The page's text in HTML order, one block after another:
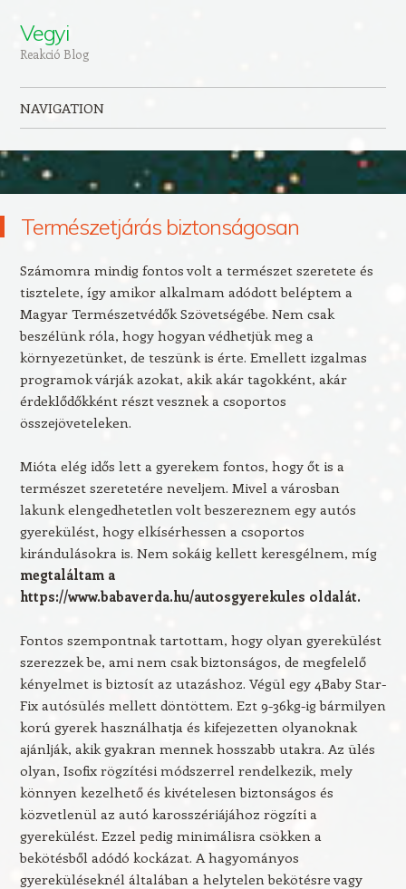
Vegyi
Reakció Blog
NAVIGATION
Természetjárás biztonságosan
Számomra mindig fontos volt a természet szeretete és
tisztelete, így amikor alkalmam adódott beléptem a
Magyar Természetvédők Szövetségébe. Nem csak
beszélünk róla, hogy hogyan védhetjük meg a
környezetünket, de teszünk is érte. Emellett izgalmas
programok várják azokat, akik akár tagokként, akár
érdeklődőkként részt vesznek a csoportos
összejöveteleken.
Mióta elég idős lett a gyerekem fontos, hogy őt is a
természet szeretetére neveljem. Mivel a városban
lakunk elengedhetetlen volt beszereznem egy autós
gyerekülést, hogy elkísérhessen a csoportos
kirándulásokra is. Nem sokáig kellett keresgélnem, míg
megtaláltam a
https://www.babaverda.hu/autosgyerekules oldalát.
Fontos szempontnak tartottam, hogy olyan gyerekülést
szerezzek be, ami nem csak biztonságos, de megfelelő
kényelmet is biztosít az utazáshoz. Végül egy 4Baby Star-
Fix autósülés mellett döntöttem. Ezt 9-36kg-ig bármilyen
korú gyerek használhatja és kifejezetten olyanoknak
ajánlják, akik gyakran mennek hosszabb utakra. Az ülés
olyan, Isofix rögzítési módszerrel rendelkezik, mely
könnyen kezelhető és kivételesen biztonságos és
közvetlenül az autó karosszériájához rögzíti a
gyerekülést. Ezzel pedig minimálisra csökken a
bekötésből adódó kockázat. A hagyományos
gyereküléseknél általában a helytelen bekötésre vagy